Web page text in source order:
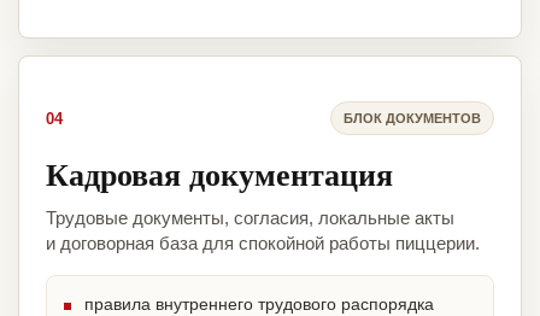
04 БЛОК ДОКУМЕНТОВ
Кадровая документация
Трудовые документы, согласия, локальные акты
и договорная база для спокойной работы пиццерии.
правила внутреннего трудового распорядка